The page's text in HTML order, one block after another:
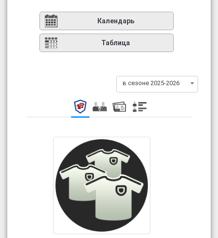
Календарь
Таблица
в сезоне 2025-2026